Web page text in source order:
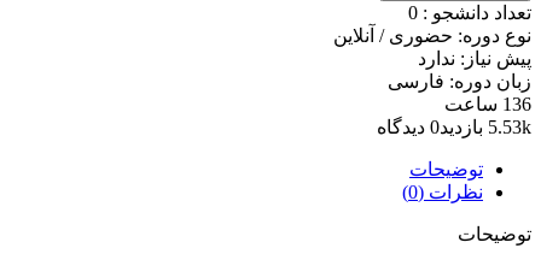
تعداد دانشجو : 0
نوع دوره: حضوری / آنلاین
پیش نیاز: ندارد
زبان دوره: فارسی
136 ساعت
5.53k بازدید
0 دیدگاه
توضیحات
نظرات (0)
توضیحات